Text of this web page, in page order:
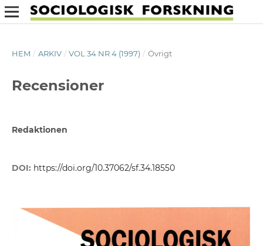
HEM / ARKIV / VOL 34 NR 4 (1997) / Övrigt
Recensioner
Redaktionen
DOI: https://doi.org/10.37062/sf.34.18550